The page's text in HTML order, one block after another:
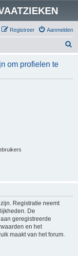
Aanmelden
Registreer
k
om profielen te
Registratie neemt
De
geregistreerde
en het
maakt van het forum.